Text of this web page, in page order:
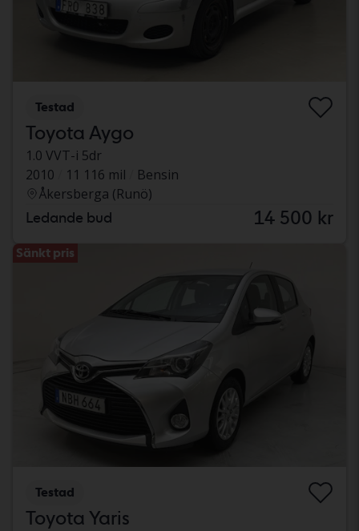
Testad
Toyota Aygo
1.0 VVT-i 5dr
2010
11 116 mil
Bensin
Åkersberga (Runö)
Ledande bud 14 500 kr
Sänkt pris
Testad
Toyota Yaris